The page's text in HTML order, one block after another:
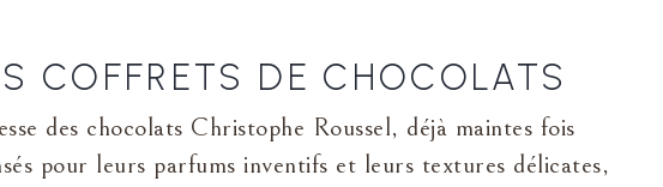
COFFRETS DE CHOCOLATS
des chocolats Christophe Roussel, déjà maintes fois
pour leurs parfums inventifs et leurs textures délicates,